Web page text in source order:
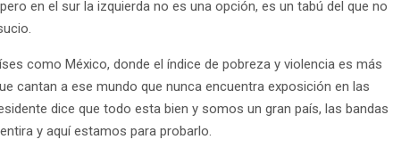
en el sur la izquierda no es una opción, es un tabú del que no
como México, donde el índice de pobreza y violencia es más
cantan a ese mundo que nunca encuentra exposición en las
dice que todo esta bien y somos un gran país, las bandas
y aquí estamos para probarlo.